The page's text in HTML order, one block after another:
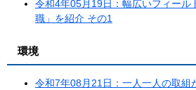
令和4年05月19日：幅広いフィール
職」を紹介 その1
環境
令和7年08月21日：一人一人の取組